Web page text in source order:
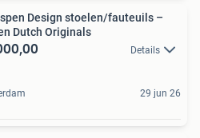
Design stoelen/fauteuils –
Dutch Originals
Details
29 jun 26